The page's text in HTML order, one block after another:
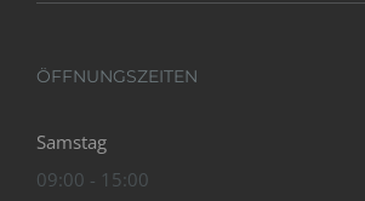
ÖFFNUNGSZEITEN
Samstag
09:00 - 15:00